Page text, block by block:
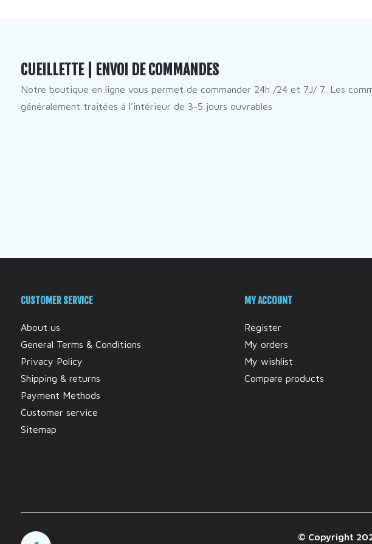
CUEILLETTE | ENVOI DE COMMANDES
Notre boutique en ligne vous permet de commander 24h /24 et 7J/ 7. Les
généralement traitées à l’intérieur de 3-5 jours ouvrables
CUSTOMER SERVICE
About us
General Terms & Conditions
Privacy Policy
Shipping & returns
Payment Methods
Customer service
Sitemap
MY ACCOUNT
Register
My orders
My wishlist
Compare products
© Copyright